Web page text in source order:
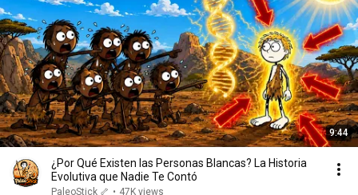
9:44
¿Por Qué Existen las Personas Blancas? La Historia
Evolutiva que Nadie Te Contó
PaleoStick 🦴 • 47K views